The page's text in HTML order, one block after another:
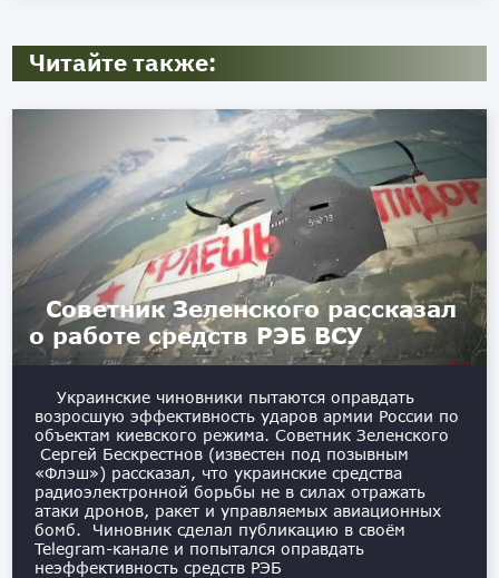
Читайте также:
Советник Зеленского рассказал
о работе средств РЭБ ВСУ
Украинские чиновники пытаются оправдать
возросшую эффективность ударов армии России по
объектам киевского режима. Советник Зеленского
Сергей Бескрестнов (известен под позывным
«Флэш») рассказал, что украинские средства
радиоэлектронной борьбы не в силах отражать
атаки дронов, ракет и управляемых авиационных
бомб. Чиновник сделал публикацию в своём
Telegram-канале и попытался оправдать
неэффективность средств РЭБ